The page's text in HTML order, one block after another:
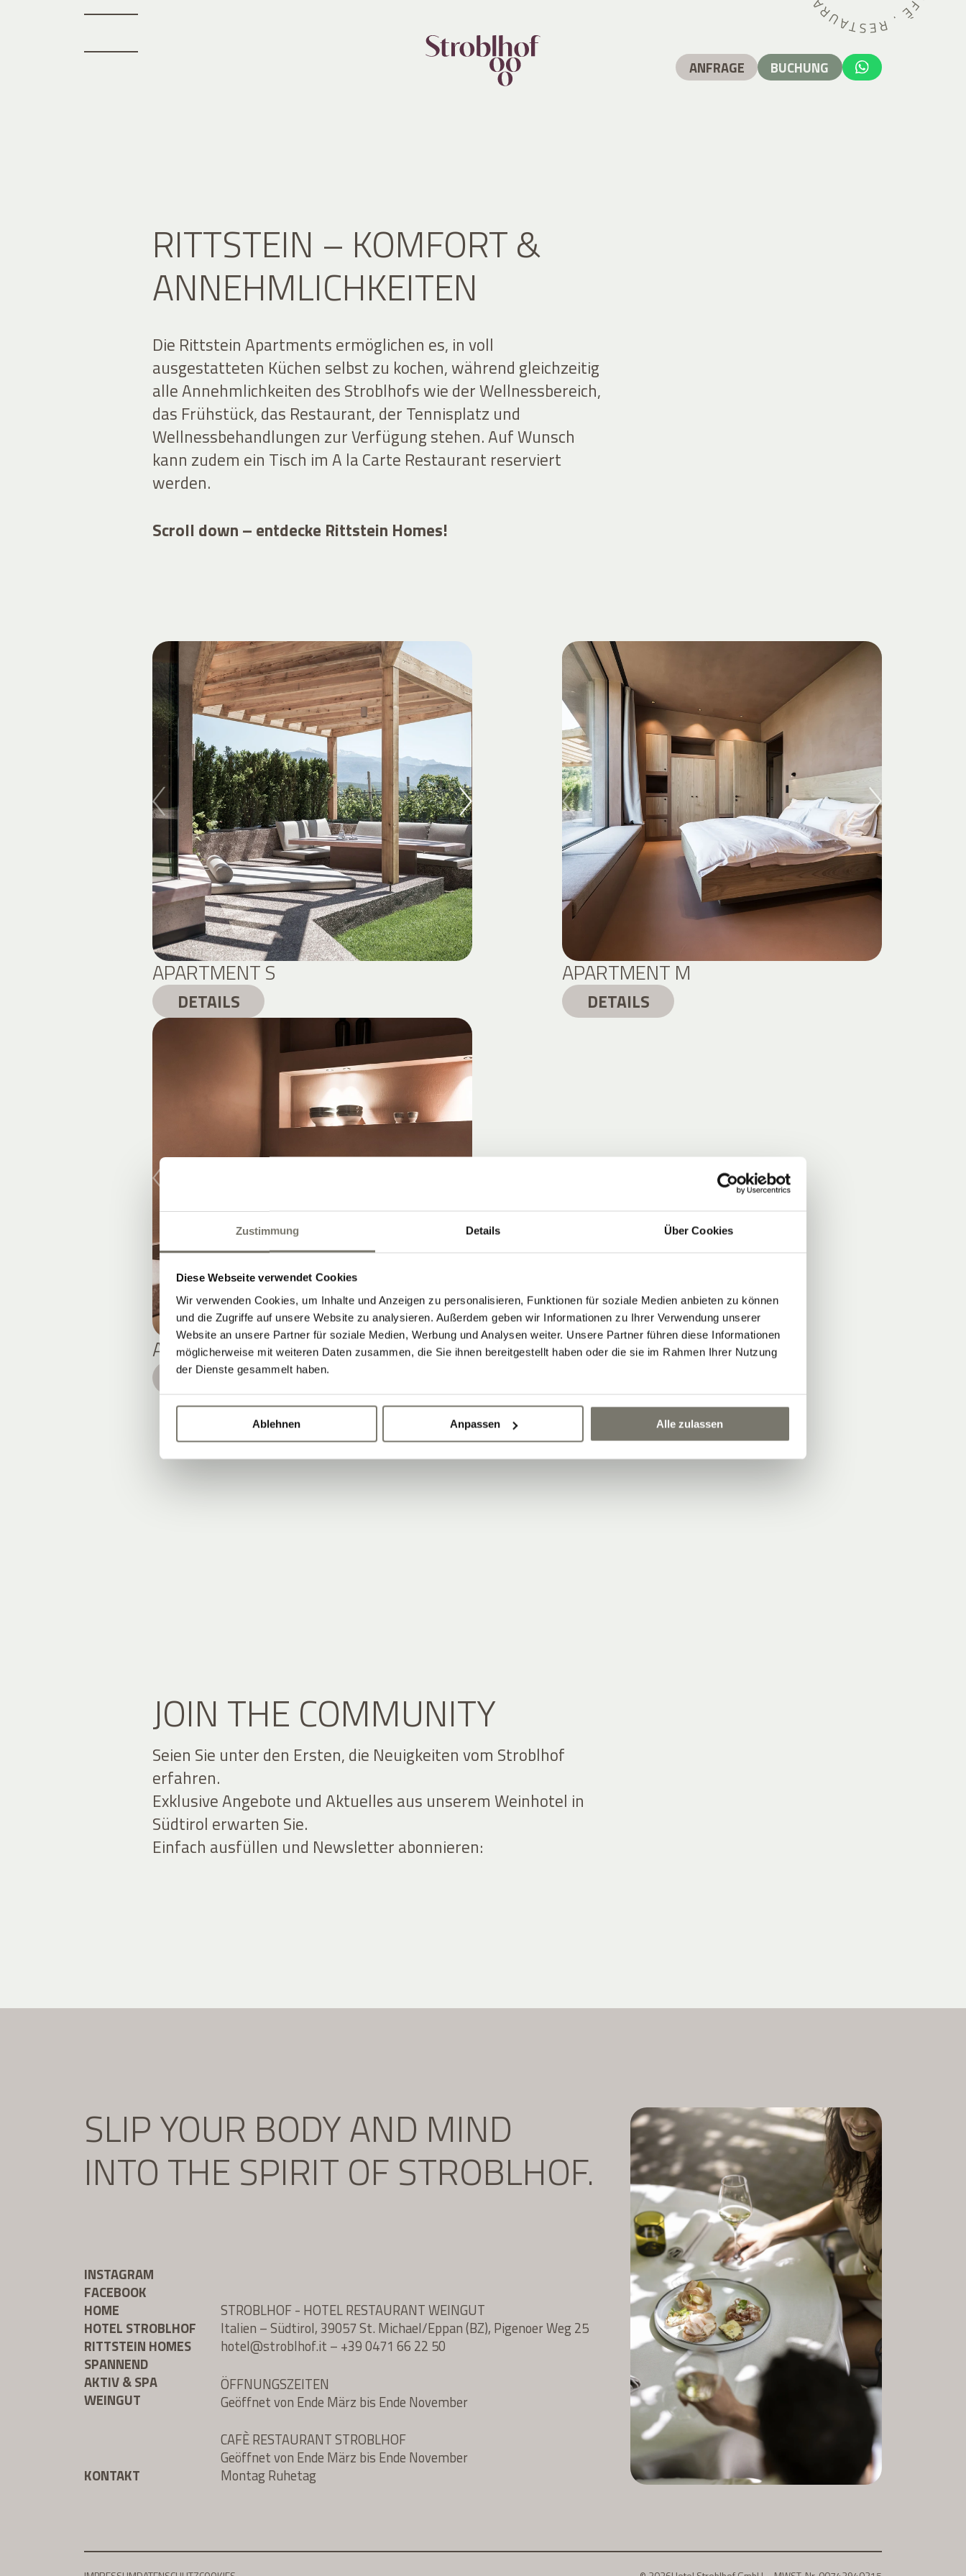
Zustimmung Details Über Cookies
Diese Webseite verwendet Cookies
Wir verwenden Cookies, um Inhalte und Anzeigen zu personalisieren, Funktionen für soziale Medien anbieten zu können
und die Zugriffe auf unsere Website zu analysieren. Außerdem geben wir Informationen zu Ihrer Verwendung unserer
Website an unsere Partner für soziale Medien, Werbung und Analysen weiter. Unsere Partner führen diese Informationen
möglicherweise mit weiteren Daten zusammen, die Sie ihnen bereitgestellt haben oder die sie im Rahmen Ihrer Nutzung
der Dienste gesammelt haben.
Ablehnen Anpassen Alle zulassen
RITTSTEIN – KOMFORT &
ANNEHMLICHKEITEN
Die Rittstein Apartments ermöglichen es, in voll
ausgestatteten Küchen selbst zu kochen, während gleichzeitig
alle Annehmlichkeiten des Stroblhofs wie der Wellnessbereich,
das Frühstück, das Restaurant, der Tennisplatz und
Wellnessbehandlungen zur Verfügung stehen. Auf Wunsch
kann zudem ein Tisch im A la Carte Restaurant reserviert
werden.
Scroll down – entdecke Rittstein Homes!
APARTMENT S
DETAILS
APARTMENT M
DETAILS
APARTMENT L
DETAILS
JOIN THE COMMUNITY
Seien Sie unter den Ersten, die Neuigkeiten vom Stroblhof
erfahren.
Exklusive Angebote und Aktuelles aus unserem Weinhotel in
Südtirol erwarten Sie.
Einfach ausfüllen und Newsletter abonnieren:
SLIP YOUR BODY AND MIND
INTO THE SPIRIT OF STROBLHOF.
INSTAGRAM
FACEBOOK
HOME
HOTEL STROBLHOF
RITTSTEIN HOMES
SPANNEND
AKTIV & SPA
WEINGUT
KONTAKT
STROBLHOF - HOTEL RESTAURANT WEINGUT
Italien – Südtirol, 39057 St. Michael/Eppan (BZ), Pigenoer Weg 25
hotel@stroblhof.it – +39 0471 66 22 50
ÖFFNUNGSZEITEN
Geöffnet von Ende März bis Ende November
CAFÈ RESTAURANT STROBLHOF
Geöffnet von Ende März bis Ende November
Montag Ruhetag
ANFRAGE BUCHUNG